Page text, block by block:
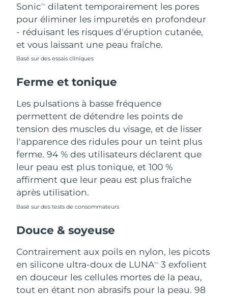
SonicTM
dilatent temporairement les pores
pour éliminer les impuretés en profondeur
- réduisant les risques d'éruption cutanée,
et vous laissant une peau fraîche.
Basé sur des essais cliniques
Ferme et tonique
Les pulsations à basse fréquence
permettent de détendre les points de
tension des muscles du visage, et de lisser
l'apparence des ridules pour un teint plus
ferme. 94 % des utilisateurs déclarent que
leur peau est plus tonique, et 100 %
affirment que leur peau est plus fraîche
après utilisation.
Basé sur des tests de consommateurs
Douce & soyeuse
Contrairement aux poils en nylon, les picots
en silicone ultra-doux de LUNATM
3 exfolient
en douceur les cellules mortes de la peau,
tout en étant non abrasifs pour la peau. 98
Turquie Livraison estimée 8/11/26
Émirats arabes unis Livraison estimée 8/11/26
Royaume-Uni
États-Unis
Ouzbékistan Livraison estimée
Viêt Nam Livraison estimée8/16/26